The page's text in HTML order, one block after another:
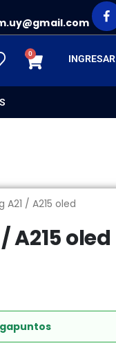
0 INGRESAR
/ A215 oled
A215 oled